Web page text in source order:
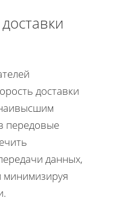
доставки
передовые
данных,